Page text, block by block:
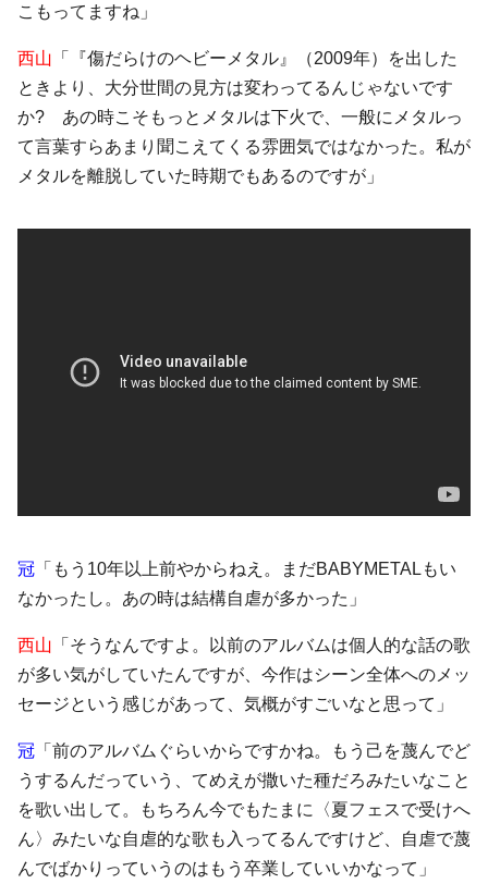
こもってますね」
西山 「『傷だらけのヘビーメタル』（2009年）を出した
ときより、大分世間の見方は変わってるんじゃないです
か? あの時こそもっとメタルは下火で、一般にメタルっ
て言葉すらあまり聞こえてくる雰囲気ではなかった。私が
メタルを離脱していた時期でもあるのですが」
冠 「もう10年以上前やからねえ。まだBABYMETALもい
なかったし。あの時は結構自虐が多かった」
西山 「そうなんですよ。以前のアルバムは個人的な話の歌
が多い気がしていたんですが、今作はシーン全体へのメッ
セージという感じがあって、気概がすごいなと思って」
冠 「前のアルバムぐらいからですかね。もう己を蔑んでど
うするんだっていう、てめえが撒いた種だろみたいなこと
を歌い出して。もちろん今でもたまに〈夏フェスで受けへ
ん〉みたいな自虐的な歌も入ってるんですけど、自虐で蔑
んでばかりっていうのはもう卒業していいかなって」